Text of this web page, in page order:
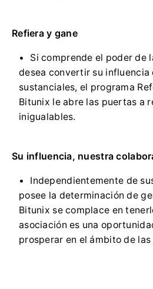
Refiera y gane
Si comprende el poder de
desea convertir su influencia
sustanciales, el programa
Bitunix le abre las puertas a
inigualables.
Su influencia, nuestra
Independientemente de
posee la determinación de
Bitunix se complace en
asociación es una
prosperar en el ámbito de